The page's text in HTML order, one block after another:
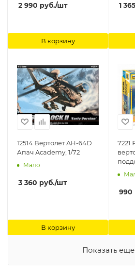
2 990 руб./шт
В корзину
1 365
12514 Вертолет AH-64D
Апач Academy, 1/72
Мало
3 360 руб./шт
В корзину
7221
990
Показать еще